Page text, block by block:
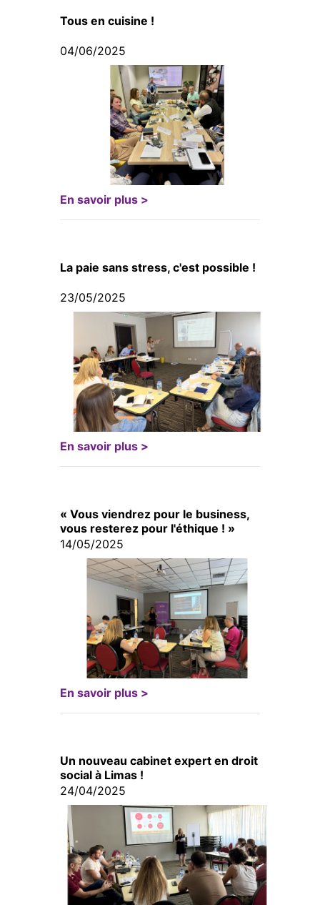
Tous en cuisine !
04/06/2025
En savoir plus >
La paie sans stress, c'est possible !
23/05/2025
En savoir plus >
« Vous viendrez pour le business,
vous resterez pour l'éthique ! »
14/05/2025
En savoir plus >
Un nouveau cabinet expert en droit
social à Limas !
24/04/2025